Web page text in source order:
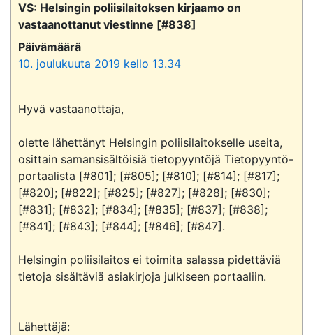
VS: Helsingin poliisilaitoksen kirjaamo on
vastaanottanut viestinne [#838]
Päivämäärä
10. joulukuuta 2019 kello 13.34
Hyvä vastaanottaja,
olette lähettänyt Helsingin poliisilaitokselle useita,
osittain samansisältöisiä tietopyyntöjä Tietopyyntö-
portaalista [#801]; [#805]; [#810]; [#814]; [#817];
[#820]; [#822]; [#825]; [#827]; [#828]; [#830];
[#831]; [#832]; [#834]; [#835]; [#837]; [#838];
[#841]; [#843]; [#844]; [#846]; [#847].
Helsingin poliisilaitos ei toimita salassa pidettäviä
tietoja sisältäviä asiakirjoja julkiseen portaaliin.
Lähettäjä: